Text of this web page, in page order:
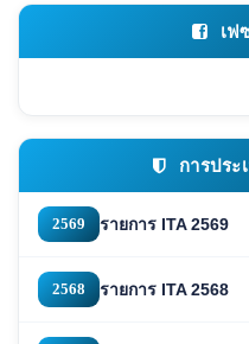
เฟ
การประ
2569 รายการ ITA 2569
2568 รายการ ITA 2568